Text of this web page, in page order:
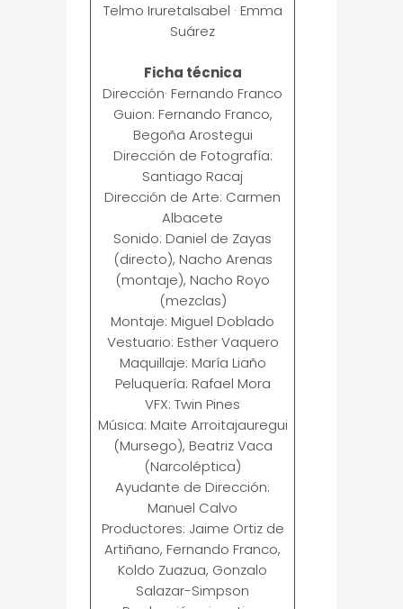
Telmo IruretaIsabel · Emma
Suárez
Ficha técnica
Dirección· Fernando Franco
Guion: Fernando Franco,
Begoña Arostegui
Dirección de Fotografía:
Santiago Racaj
Dirección de Arte: Carmen
Albacete
Sonido: Daniel de Zayas
(directo), Nacho Arenas
(montaje), Nacho Royo
(mezclas)
Montaje: Miguel Doblado
Vestuario: Esther Vaquero
Maquillaje: María Liaño
Peluquería: Rafael Mora
VFX: Twin Pines
Música: Maite Arroitajauregui
(Mursego), Beatriz Vaca
(Narcoléptica)
Ayudante de Dirección:
Manuel Calvo
Productores: Jaime Ortiz de
Artiñano, Fernando Franco,
Koldo Zuazua, Gonzalo
Salazar-Simpson